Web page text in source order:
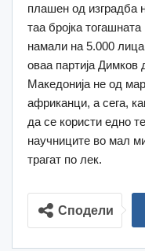
плашен од изградба
таа бројка
намали на 5.000
оваа партија Димков
Македонија не од
африканци, а сега,
да се користи едно
научниците во мал
трагат по лек.
Сподели